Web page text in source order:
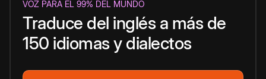
VOZ PARA EL 99% DEL MUNDO
Traduce del inglés a más de
150 idiomas y dialectos